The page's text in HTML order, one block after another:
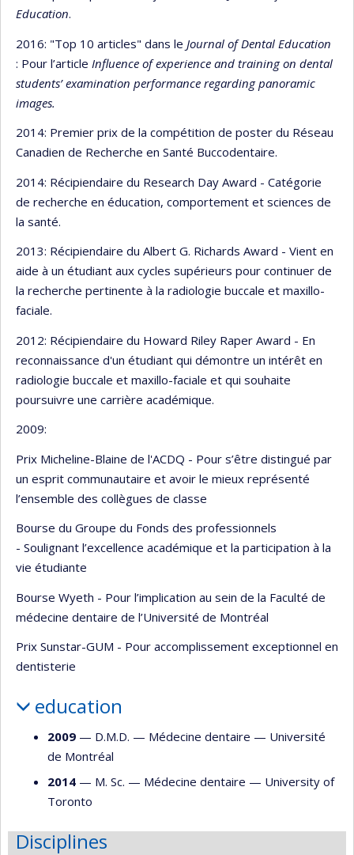
Education.
2016: "Top 10 articles" dans le Journal of Dental Education
: Pour l’article Influence of experience and training on dental
students’ examination performance regarding panoramic
images.
2014: Premier prix de la compétition de poster du Réseau
Canadien de Recherche en Santé Buccodentaire.
2014: Récipiendaire du Research Day Award - Catégorie
de recherche en éducation, comportement et sciences de
la santé.
2013: Récipiendaire du Albert G. Richards Award - Vient en
aide à un étudiant aux cycles supérieurs pour continuer de
la recherche pertinente à la radiologie buccale et maxillo-
faciale.
2012: Récipiendaire du Howard Riley Raper Award - En
reconnaissance d'un étudiant qui démontre un intérêt en
radiologie buccale et maxillo-faciale et qui souhaite
poursuivre une carrière académique.
2009:
Prix Micheline-Blaine de l'ACDQ - Pour s’être distingué par
un esprit communautaire et avoir le mieux représenté
l’ensemble des collègues de classe
Bourse du Groupe du Fonds des professionnels
- Soulignant l’excellence académique et la participation à la
vie étudiante
Bourse Wyeth - Pour l’implication au sein de la Faculté de
médecine dentaire de l’Université de Montréal
Prix Sunstar-GUM - Pour accomplissement exceptionnel en
dentisterie
education
2009 — D.M.D. — Médecine dentaire — Université
de Montréal
2014 — M. Sc. — Médecine dentaire — University of
Toronto
Disciplines